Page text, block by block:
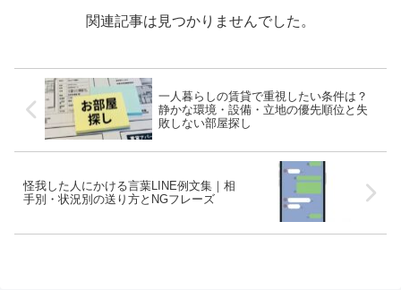
関連記事は見つかりませんでした。
一人暮らしの賃貸で重視したい条件は？
静かな環境・設備・立地の優先順位と失
敗しない部屋探し
怪我した人にかける言葉LINE例文集｜相
手別・状況別の送り方とNGフレーズ